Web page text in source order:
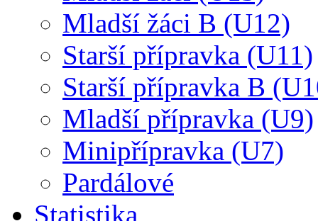
Mladší žáci B (U12)
Starší přípravka (U11)
Starší přípravka B
Mladší přípravka (U9)
Minipřípravka (U7)
Pardálové
Statistika